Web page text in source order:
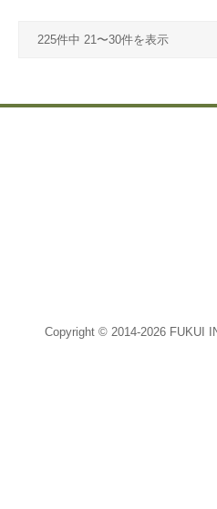
225件中 21〜30件を表示
Copyright © 2014-2026 FUKUI